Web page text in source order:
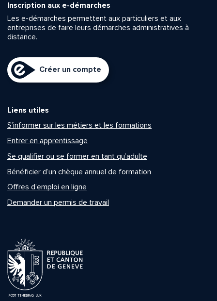
Inscription aux e-démarches
Les e-démarches permettent aux particuliers et aux
entreprises de faire leurs démarches administratives à
distance.
Créer un compte
Liens utiles
S’informer sur les métiers et les formations
Entrer en apprentissage
Se qualifier ou se former en tant qu’adulte
Bénéficier d’un chèque annuel de formation
Offres d’emploi en ligne
Demander un permis de travail